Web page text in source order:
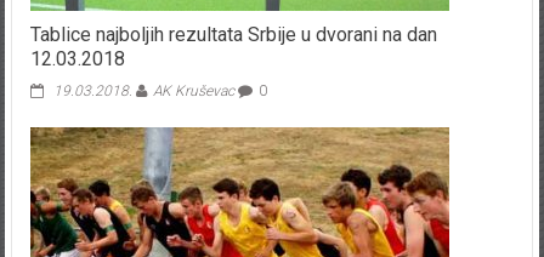
Tablice najboljih rezultata Srbije u dvorani na dan
12.03.2018
19.03.2018. AK Kruševac 0